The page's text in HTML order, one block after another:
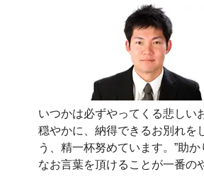
いつかは必ずやってくる悲しい
穏やかに、納得できるお別れを
う、精一杯努めています。”助か
なお言葉を頂けることが一番の